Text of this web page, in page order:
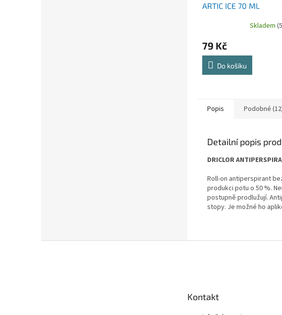
ARTIC ICE 70 ML
Skladem
79 Kč
Do košíku
Popis Podobné
Detailní popis
DRICLOR
Roll-on antiperspirant
produkci potu o 50 %.
postupně prodlužují.
stopy. Je možné ho
Kontakt